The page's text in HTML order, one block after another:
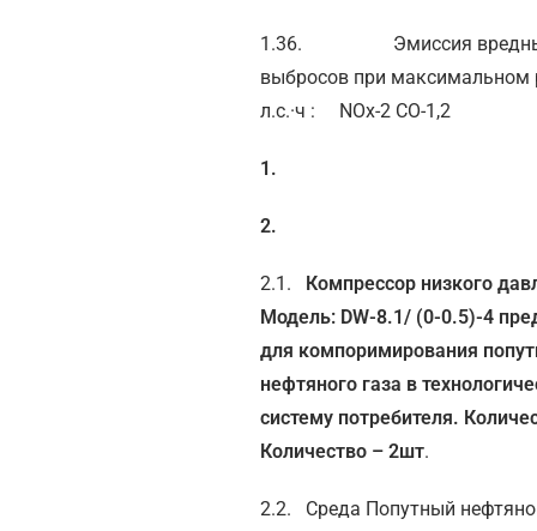
1.36. Эмиссия
выбросов при
л.с.·ч : NOx-2 CO-1,2
1.
2.
2.1.
Компрессор низкого
Модель: DW-8.1/ (0-0.5)-4
для компоримирования
нефтяного газа в
систему потребителя.
Количество – 2шт.
2.2. Среда Попутный